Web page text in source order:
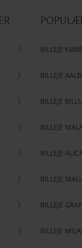
BILLEJE
BILLEJE
BILLEJE
BILLEJE
BILLEJE
BILLEJE
BILLEJE
BILLEJE